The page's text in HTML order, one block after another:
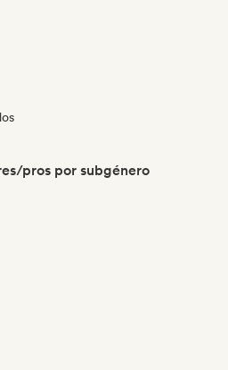
pros por subgénero